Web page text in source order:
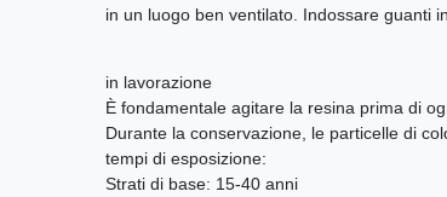
in un luogo ben ventilato. Indossare guanti
in lavorazione
È fondamentale agitare la resina prima di
Durante la conservazione, le particelle di
tempi di esposizione:
Strati di base: 15-40 anni